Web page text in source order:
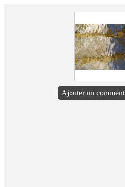
Ajouter un